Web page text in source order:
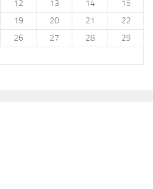
12 13 14
15
19 20 21
22
26 27 28
29